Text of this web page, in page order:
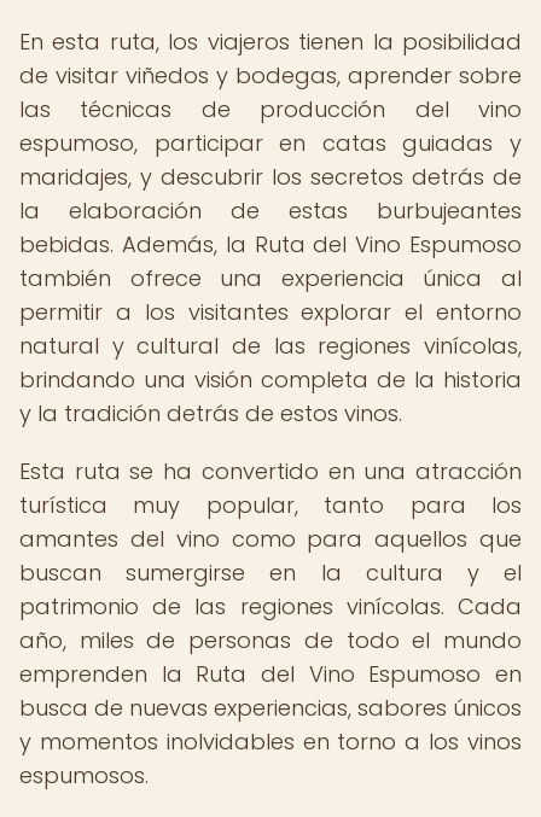
En esta ruta, los viajeros tienen la posibilidad
de visitar viñedos y bodegas, aprender sobre
las técnicas de producción del vino
espumoso, participar en catas guiadas y
maridajes, y descubrir los secretos detrás de
la elaboración de estas burbujeantes
bebidas. Además, la Ruta del Vino Espumoso
también ofrece una experiencia única al
permitir a los visitantes explorar el entorno
natural y cultural de las regiones vinícolas,
brindando una visión completa de la historia
y la tradición detrás de estos vinos.
Esta ruta se ha convertido en una atracción
turística muy popular, tanto para los
amantes del vino como para aquellos que
buscan sumergirse en la cultura y el
patrimonio de las regiones vinícolas. Cada
año, miles de personas de todo el mundo
emprenden la Ruta del Vino Espumoso en
busca de nuevas experiencias, sabores únicos
y momentos inolvidables en torno a los vinos
espumosos.